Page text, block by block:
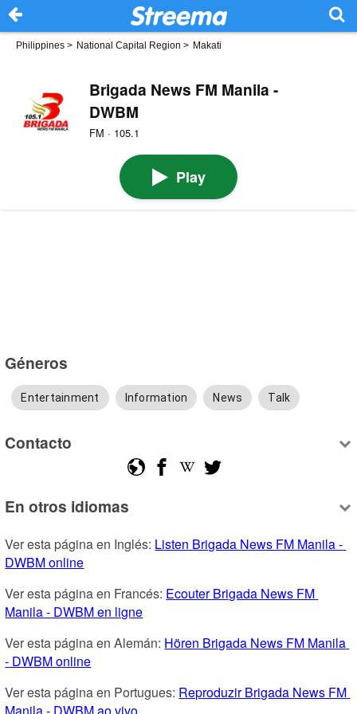
Philippines > National Capital Region > Makati
Brigada News FM Manila -
DWBM
FM · 105.1
Play
Géneros
Entertainment Information News Talk
Contacto
En otros idiomas
Ver esta página en Inglés: Listen Brigada News FM Manila -
DWBM online
Ver esta página en Francés: Ecouter Brigada News FM
Manila - DWBM en ligne
Ver esta página en Alemán: Hören Brigada News FM Manila
- DWBM online
Ver esta página en Portugues: Reproduzir Brigada News FM
Manila - DWBM ao vivo